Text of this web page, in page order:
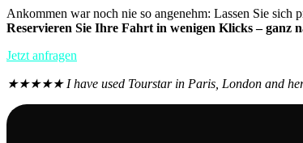
Ankommen war noch nie so angenehm: Lassen Sie sich
Reservieren Sie Ihre Fahrt in wenigen Klicks – ganz
Jetzt anfragen
★★★★★ I have used Tourstar in Paris, London and